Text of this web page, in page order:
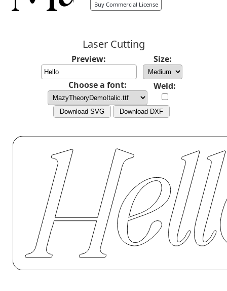
Buy Commercial License
Laser Cutting
Preview: Size:
Choose a font: Weld:
Download SVG Download DXF